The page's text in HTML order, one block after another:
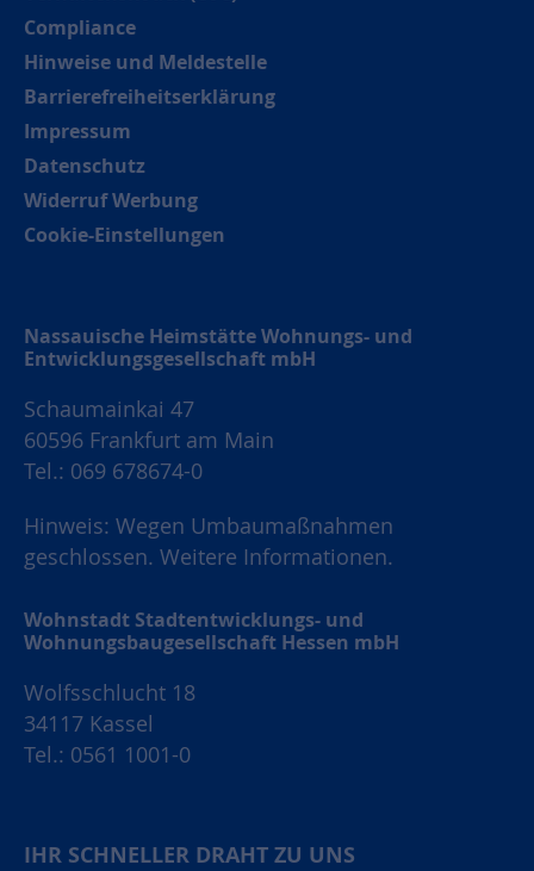
Compliance
Hinweise und Meldestelle
Barrierefreiheitserklärung
Impressum
Datenschutz
Widerruf Werbung
Cookie-Einstellungen
Nassauische Heimstätte Wohnungs- und
Entwicklungsgesellschaft mbH
Schaumainkai 47
60596 Frankfurt am Main
Tel.: 069 678674-0
Hinweis: Wegen Umbaumaßnahmen
geschlossen. Weitere Informationen.
Wohnstadt Stadtentwicklungs- und
Wohnungsbaugesellschaft Hessen mbH
Wolfsschlucht 18
34117 Kassel
Tel.: 0561 1001-0
IHR SCHNELLER DRAHT ZU UNS